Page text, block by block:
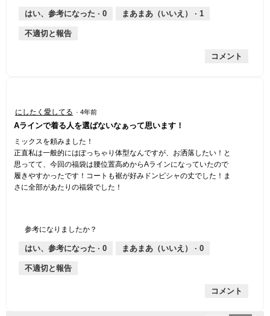
はい、参考になった · 0 まあまあ（いいえ） · 1
不適切と報告
コメント
5
／
5
個
で
す。
にしたく愛してる · 4年前
Aラインで着る人を選ばないなぁって思います！
ミックスを頼みました！
正直私は一般的にはぽっちゃり体型なんですが、お洒落したい！と
思ってて、今回の福袋は腰位置高めからAラインになっていたので
履きやすかったです！コートも裾が好みドンピシャの丈でした！ま
さに全部があたりの福袋でした！
参考になりましたか？
はい、参考になった · 0 まあまあ（いいえ） · 0
不適切と報告
コメント